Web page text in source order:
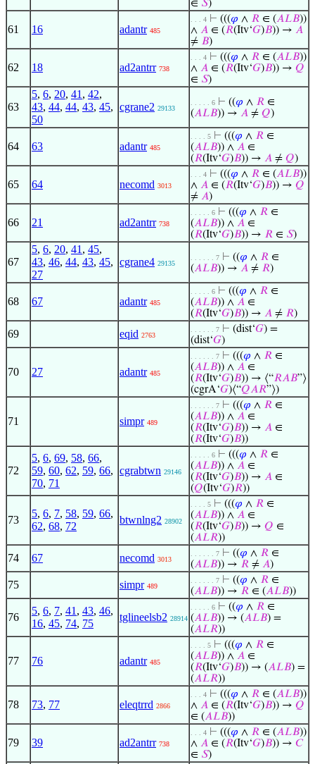
∈ 𝑆)
61 16 adantr 485
. . . 4 ⊢ (((𝜑 ∧ 𝑅 ∈ (𝐴𝐿𝐵))
∧ 𝐴 ∈ (𝑅(Itv‘𝐺)𝐵)) → 𝐴
≠ 𝐵)
62 18 ad2antrr 738
. . . 4 ⊢ (((𝜑 ∧ 𝑅 ∈ (𝐴𝐿𝐵))
∧ 𝐴 ∈ (𝑅(Itv‘𝐺)𝐵)) → 𝑄
∈ 𝑆)
63
5, 6, 20, 41 , 42,
43, 44, 44, 43, 45,
50
cgrane2 29133
. . . . . 6 ⊢ ((𝜑 ∧ 𝑅 ∈
(𝐴𝐿𝐵)) → 𝐴 ≠ 𝑄)
64 63 adantr 485
. . . . 5 ⊢ (((𝜑 ∧ 𝑅 ∈
(𝐴𝐿𝐵)) ∧ 𝐴 ∈
(𝑅(Itv‘𝐺)𝐵)) → 𝐴 ≠ 𝑄)
65 64 necomd 3013
. . . 4 ⊢ (((𝜑 ∧ 𝑅 ∈ (𝐴𝐿𝐵))
∧ 𝐴 ∈ (𝑅(Itv‘𝐺)𝐵)) → 𝑄
≠ 𝐴)
66 21 ad2antrr 738
. . . . . 6 ⊢ (((𝜑 ∧ 𝑅 ∈
(𝐴𝐿𝐵)) ∧ 𝐴 ∈
(𝑅(Itv‘𝐺)𝐵)) → 𝑅 ∈ 𝑆)
67
5, 6, 20, 41 , 45,
43, 46, 44, 43, 45,
27
cgrane4 29135
. . . . . . 7 ⊢ ((𝜑 ∧ 𝑅 ∈
(𝐴𝐿𝐵)) → 𝐴 ≠ 𝑅)
68 67 adantr 485
. . . . . 6 ⊢ (((𝜑 ∧ 𝑅 ∈
(𝐴𝐿𝐵)) ∧ 𝐴 ∈
(𝑅(Itv‘𝐺)𝐵)) → 𝐴 ≠ 𝑅)
69 eqid 2763
. . . . . . 7 ⊢ (dist‘𝐺) =
(dist‘𝐺)
70 27 adantr 485
. . . . . . 7 ⊢ (((𝜑 ∧ 𝑅 ∈
(𝐴𝐿𝐵)) ∧ 𝐴 ∈
(𝑅(Itv‘𝐺)𝐵)) → ⟨“𝑅𝐴𝐵”⟩
(cgrA‘𝐺)⟨“𝑄𝐴𝑅”⟩)
71 simpr 489
. . . . . . 7 ⊢ (((𝜑 ∧ 𝑅 ∈
(𝐴𝐿𝐵)) ∧ 𝐴 ∈
(𝑅(Itv‘𝐺)𝐵)) → 𝐴 ∈
(𝑅(Itv‘𝐺)𝐵))
72
5, 6, 69, 58, 66,
59, 60, 62, 59, 66,
70, 71
cgrabtwn 29146
. . . . . 6 ⊢ (((𝜑 ∧ 𝑅 ∈
(𝐴𝐿𝐵)) ∧ 𝐴 ∈
(𝑅(Itv‘𝐺)𝐵)) → 𝐴 ∈
(𝑄(Itv‘𝐺)𝑅))
73
5, 6, 7, 58, 59, 66,
62, 68, 72
btwnlng2 28902
. . . . 5 ⊢ (((𝜑 ∧ 𝑅 ∈
(𝐴𝐿𝐵)) ∧ 𝐴 ∈
(𝑅(Itv‘𝐺)𝐵)) → 𝑄 ∈
(𝐴𝐿𝑅))
74 67 necomd 3013
. . . . . . 7 ⊢ ((𝜑 ∧ 𝑅 ∈
(𝐴𝐿𝐵)) → 𝑅 ≠ 𝐴)
75 simpr 489
. . . . . . 7 ⊢ ((𝜑 ∧ 𝑅 ∈
(𝐴𝐿𝐵)) → 𝑅 ∈ (𝐴𝐿𝐵))
76
5, 6, 7, 41 , 43, 46,
16, 45, 74, 75
tglineelsb2 28914
. . . . . 6 ⊢ ((𝜑 ∧ 𝑅 ∈
(𝐴𝐿𝐵)) → (𝐴𝐿𝐵) =
(𝐴𝐿𝑅))
77 76 adantr 485
. . . . 5 ⊢ (((𝜑 ∧ 𝑅 ∈
(𝐴𝐿𝐵)) ∧ 𝐴 ∈
(𝑅(Itv‘𝐺)𝐵)) → (𝐴𝐿𝐵) =
(𝐴𝐿𝑅))
78 73, 77 eleqtrrd 2866
. . . 4 ⊢ (((𝜑 ∧ 𝑅 ∈ (𝐴𝐿𝐵))
∧ 𝐴 ∈ (𝑅(Itv‘𝐺)𝐵)) → 𝑄
∈ (𝐴𝐿𝐵))
79 39 ad2antrr 738
. . . 4 ⊢ (((𝜑 ∧ 𝑅 ∈ (𝐴𝐿𝐵))
∧ 𝐴 ∈ (𝑅(Itv‘𝐺)𝐵)) → 𝐶
∈ 𝑆)